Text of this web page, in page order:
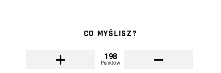
CO MYŚLISZ?
198
Punktów